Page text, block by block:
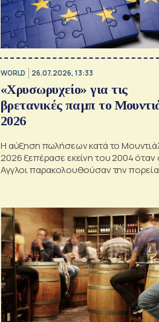
WORLD 26.07.2026, 13:33
«Χρυσωρυχείο» για τις
βρετανικές παμπ το
2026
Η αύξηση πωλήσεων κατά το
2026 ξεπέρασε εκείνη του 2004 όταν
Αγγλοι παρακολουθούσαν την